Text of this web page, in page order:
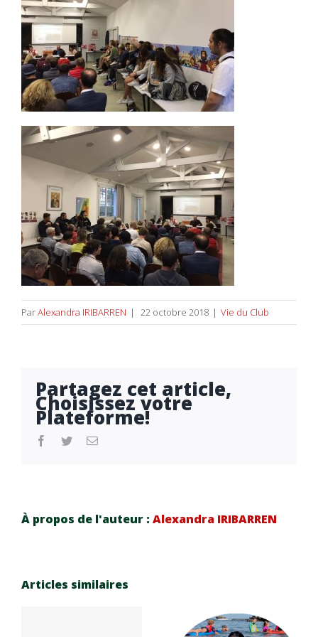
ParAlexandra IRIBARREN | 22 octobre 2018 | Vie du Club
Partagez cet article,
Choisissez votre
Plateforme!
facebook
twitterEmail
À propos de l'auteur : Alexandra IRIBARREN
Articles similaires